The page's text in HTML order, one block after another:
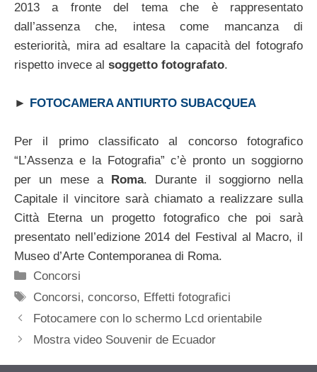
2013 a fronte del tema che è rappresentato
dall’assenza che, intesa come mancanza di
esteriorità, mira ad esaltare la capacità del fotografo
rispetto invece al soggetto fotografato.
► FOTOCAMERA ANTIURTO SUBACQUEA
Per il primo classificato al concorso fotografico
“L’Assenza e la Fotografia” c’è pronto un soggiorno
per un mese a
Roma. Durante il soggiorno nella
Capitale il vincitore sarà chiamato a realizzare sulla
Città Eterna un progetto fotografico che poi sarà
presentato nell’edizione 2014 del Festival al Macro, il
Museo d’Arte Contemporanea di Roma.
Categorie
Concorsi
Tag
Concorsi,concorso, Effetti fotografici
Fotocamere con lo schermo Lcd orientabile
Mostra video Souvenir de Ecuador